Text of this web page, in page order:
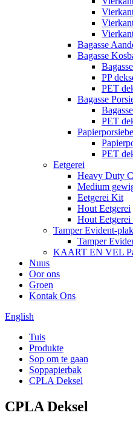
Bagasse
Bagasse
PP
PET
Bagasse
PET
PET
Eetgerei
Heavy Duty
Medium
Eetgerei Kit
Hout Eetgerei
Hout
Tamper Evident-
Tamper
KAART EN VEL
Nuus
Oor ons
Groen
Kontak Ons
English
Tuis
Produkte
Sop om te gaan
Soppapierbak
CPLA Deksel
CPLA Deksel